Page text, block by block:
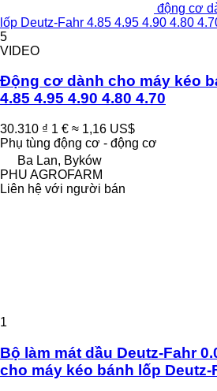
động cơ
lốp Deutz-Fahr 4.85 4.95 4.90 4.80
5
VIDEO
Động cơ dành cho máy kéo
4.85 4.95 4.90 4.80 4.70
30.310 ₫ 1 € ≈ 1,16 US$
Phụ tùng động cơ - động cơ
Ba Lan, Byków
PHU AGROFARM
Liên hệ với người bán
1
Bộ làm mát dầu Deutz-Fahr
cho máy kéo bánh lốp Deutz-